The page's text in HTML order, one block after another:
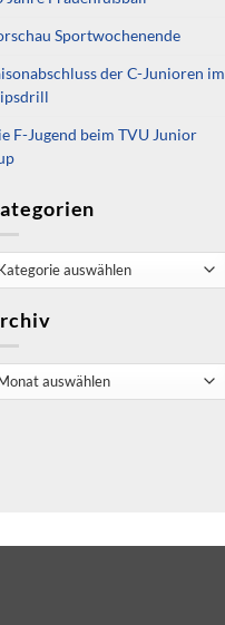
Sportwochenende
der C-Junioren im
F-Jugend beim TVU Junior